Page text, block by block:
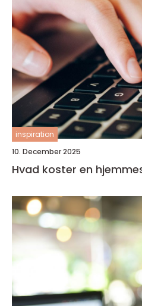
inspiration
10. December 2025
Hvad koster en